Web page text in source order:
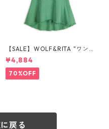
【SALE】WOLF&RITA "ワン
ピース LAURA STONE GREE
N" 6y-12y
¥4,884
70%OFF
戻る